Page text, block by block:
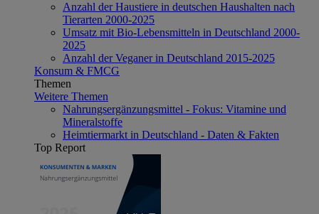
Anzahl der Haustiere in deutschen Haushalten nach
Tierarten 2000-2025
Umsatz mit Bio-Lebensmitteln in Deutschland 2000-
2025
Anzahl der Veganer in Deutschland 2015-2025
Konsum & FMCG
Themen
Weitere Themen
Nahrungsergänzungsmittel - Fokus: Vitamine und
Mineralstoffe
Heimtiermarkt in Deutschland - Daten & Fakten
Top Report